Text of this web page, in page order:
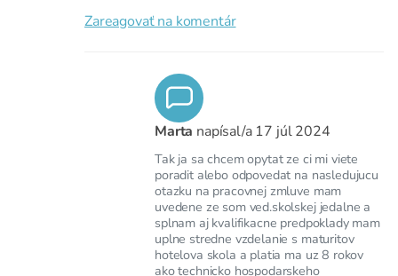
Zareagovať na komentár
Marta napísal/a 17 júl 2024
Tak ja sa chcem opytat ze ci mi viete
poradit alebo odpovedat na nasledujucu
otazku na pracovnej zmluve mam
uvedene ze som ved.skolskej jedalne a
splnam aj kvalifikacne predpoklady mam
uplne stredne vzdelanie s maturitov
hotelova skola a platia ma uz 8 rokov
ako technicko hospodarskeho